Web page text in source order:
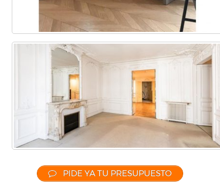
PIDE YA TU PRESUPUESTO